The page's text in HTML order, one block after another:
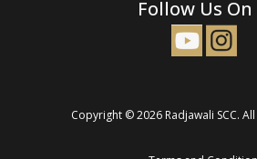
Follow Us On
Copyright © 2026 Radjawali SCC.